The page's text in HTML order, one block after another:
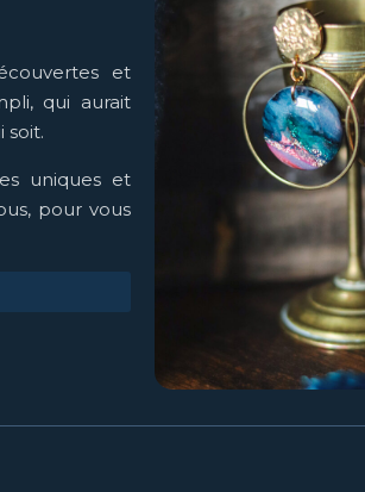
et
qui aurait
soit.
uniques et
pour vous